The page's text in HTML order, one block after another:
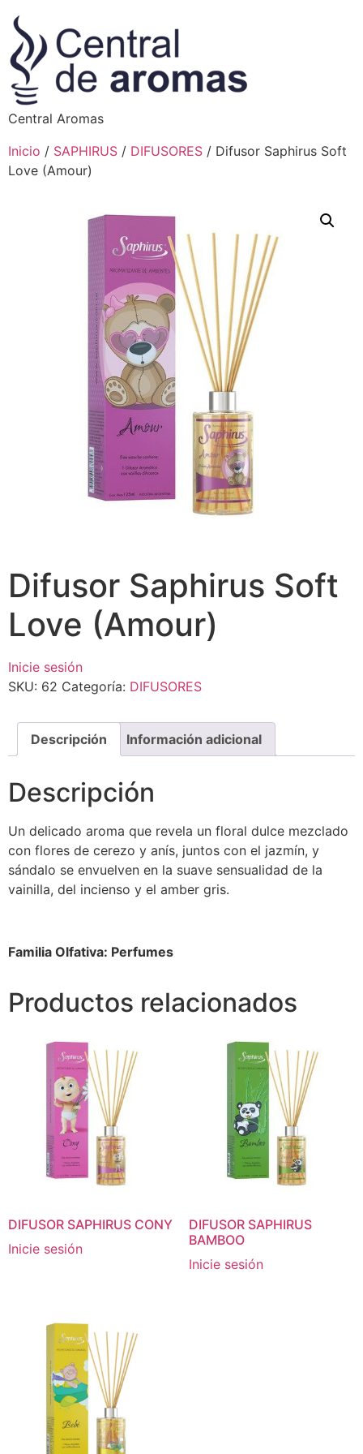
Central Aromas
Inicio / SAPHIRUS / DIFUSORES / Difusor Saphirus Soft
Love (Amour)
Difusor Saphirus Soft
Love (Amour)
Inicie sesión
SKU: 62 Categoría: DIFUSORES
Descripción Información adicional
Descripción
Un delicado aroma que revela un floral dulce mezclado
con flores de cerezo y anís, juntos con el jazmín, y
sándalo se envuelven en la suave sensualidad de la
vainilla, del incienso y el amber gris.
Familia Olfativa: Perfumes
Productos relacionados
DIFUSOR SAPHIRUS CONY
Inicie sesión
DIFUSOR SAPHIRUS
BAMBOO
Inicie sesión